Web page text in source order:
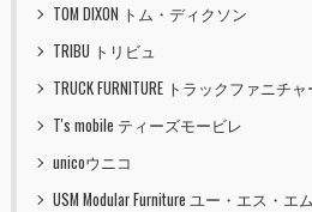
TOM DIXON トム・ディクソン
TRIBU トリビュ
TRUCK FURNITURE トラックファニチャ
T's mobile ティーズモービレ
unicoウニコ
USM Modular Furniture ユー・エス・エ